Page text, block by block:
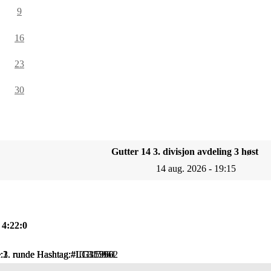
9
16
23
30
runde Hashtag:#IL315960
runde Hashtag:#LT315961
runde Hashtag:#LG315962
Gutter 14 3. divisjon avdeling 3 høst
14 aug. 2026 - 19:15
4:22:0